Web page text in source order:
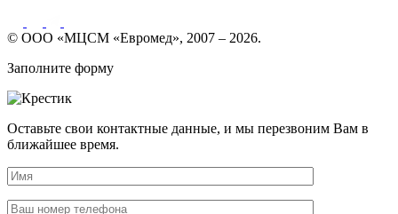
© ООО «МЦСМ «Евромед», 2007 – 2026.
Заполните форму
Оставьте свои контактные данные, и мы перезвоним Вам в
ближайшее время.